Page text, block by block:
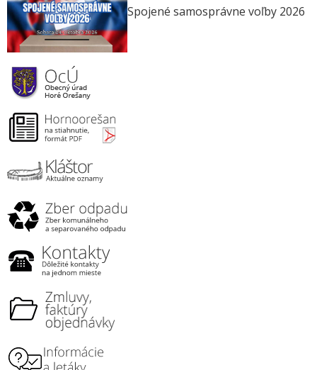
Spojené samosprávne voľby 2026